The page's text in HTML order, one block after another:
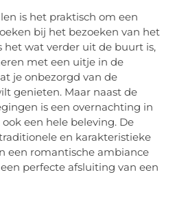
is het praktisch om een
bij het bezoeken van het
het wat verder uit de buurt is,
met een uitje in de
je onbezorgd van de
genieten. Maar naast de
is een overnachting in
een hele beleving. De
en karakteristieke
een romantische ambiance
perfecte afsluiting van een